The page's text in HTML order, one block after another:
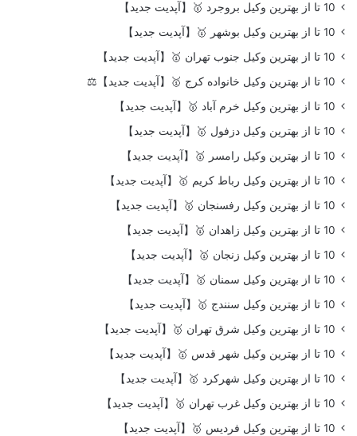
10 تا از بهترین وکیل بروجرد 🥇【آپدیت جدید】
10 تا از بهترین وکیل بوشهر 🥇【آپدیت جدید】
10 تا از بهترین وکیل جنوب تهران 🥇【آپدیت جدید】
10 تا از بهترین وکیل خانواده کرج 🥇【آپدیت جدید】⚖️
10 تا از بهترین وکیل خرم آباد 🥇【آپدیت جدید】
10 تا از بهترین وکیل دزفول 🥇【آپدیت جدید】
10 تا از بهترین وکیل رامسر 🥇【آپدیت جدید】
10 تا از بهترین وکیل رباط کریم 🥇【آپدیت جدید】
10 تا از بهترین وکیل رفسنجان 🥇【آپدیت جدید】
10 تا از بهترین وکیل زاهدان 🥇【آپدیت جدید】
10 تا از بهترین وکیل زنجان 🥇【آپدیت جدید】
10 تا از بهترین وکیل سمنان 🥇【آپدیت جدید】
10 تا از بهترین وکیل سنندج 🥇【آپدیت جدید】
10 تا از بهترین وکیل شرق تهران 🥇【آپدیت جدید】
10 تا از بهترین وکیل شهر قدس 🥇【آپدیت جدید】
10 تا از بهترین وکیل شهرکرد 🥇【آپدیت جدید】
10 تا از بهترین وکیل غرب تهران 🥇【آپدیت جدید】
10 تا از بهترین وکیل فردیس 🥇【آپدیت جدید】